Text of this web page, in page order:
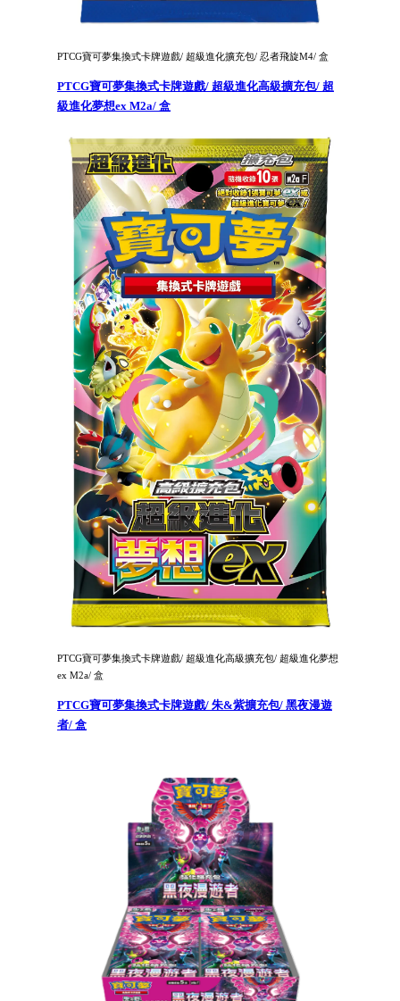
PTCG寶可夢集換式卡牌遊戲/ 超級進化擴充包/ 忍者飛旋M4/ 盒
PTCG寶可夢集換式卡牌遊戲/ 超級進化高級擴充包/ 超
級進化夢想ex M2a/ 盒
PTCG寶可夢集換式卡牌遊戲/ 超級進化高級擴充包/ 超級進化夢想
ex M2a/ 盒
PTCG寶可夢集換式卡牌遊戲/ 朱&紫擴充包/ 黑夜漫遊
者/ 盒